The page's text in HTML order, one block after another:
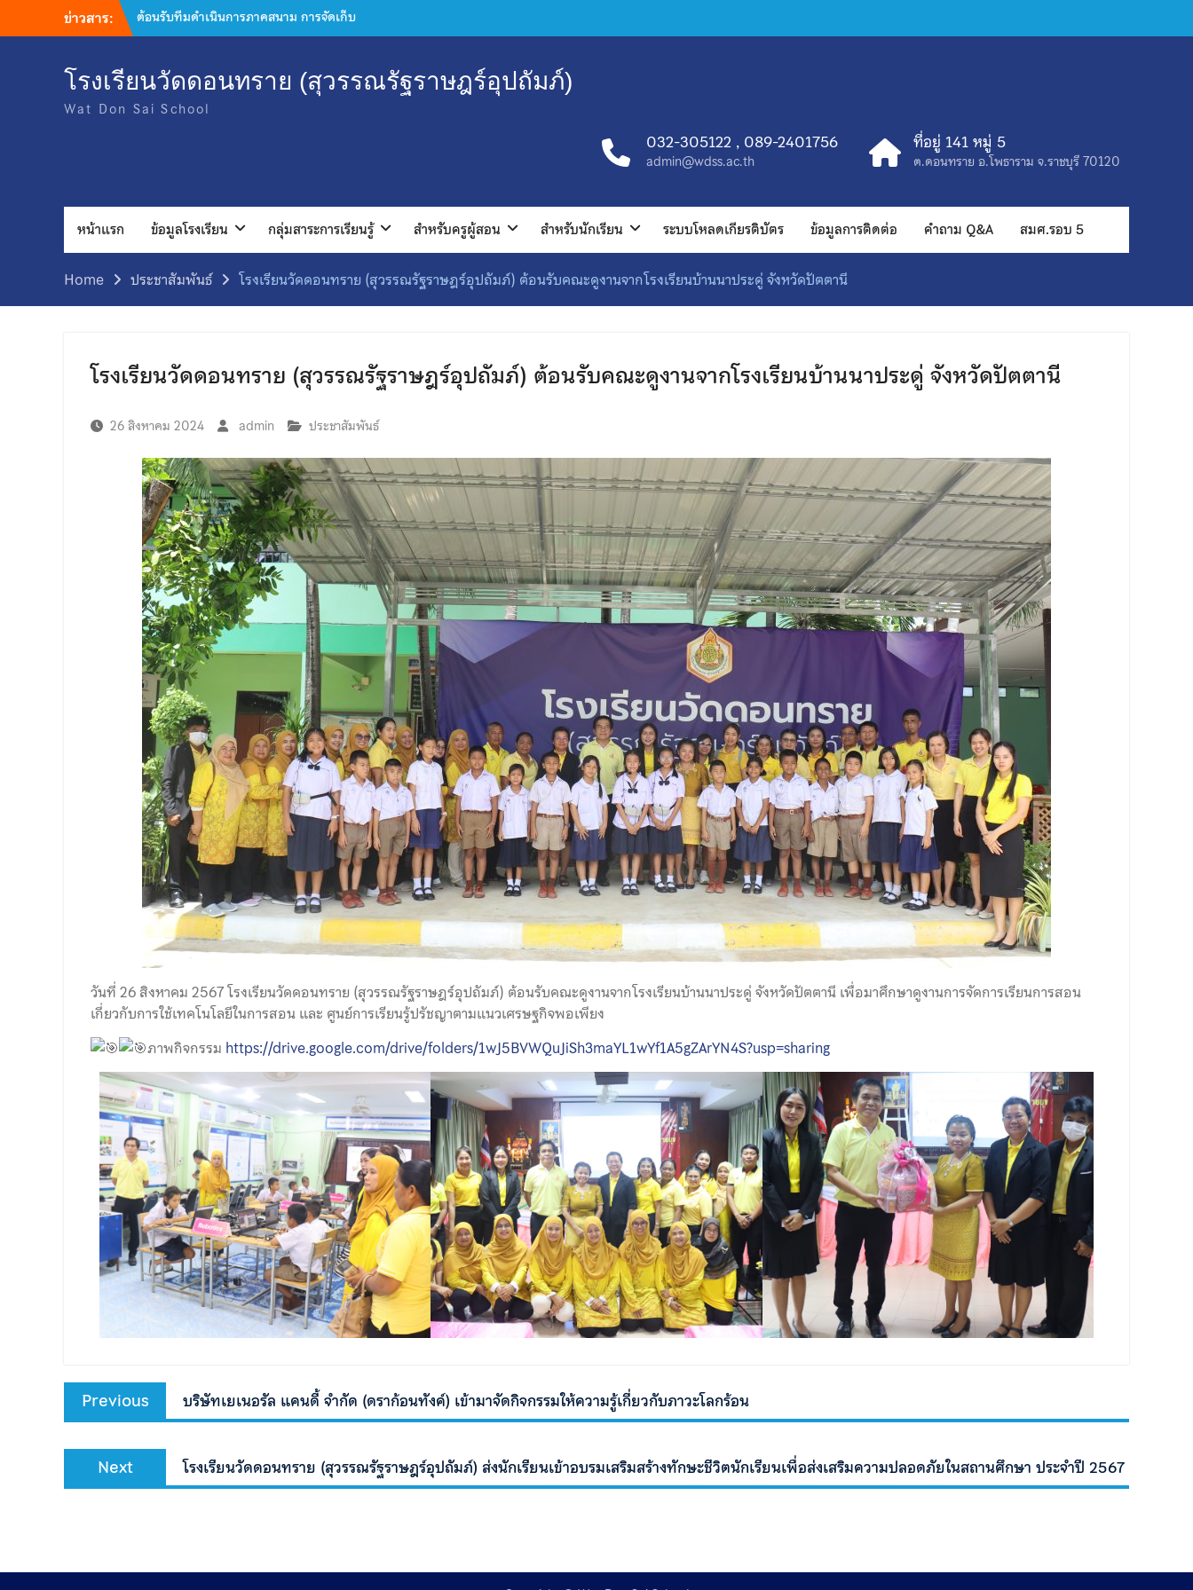
ข่าวสาร:
ต้อนรับทีมดำเนินการภาคสนาม การจัดเก็บ
ข้อมูลโครงการสำรวจสถาณการณ์ระดับสติ
2569
เข้าร่วมประชุมพัฒนาแนวทางการขับเคลื่อนโรง
พยาบาลส่งเสริมสุขภาพประจำตําบล ถอดบท
การศึกษา 2569
เข้าร่วมกิจกรรม “ค่ายเสริมสร้างภูมิคุ้มกันเพื่อ
ป้องกันยาเสพติด”จาก โรงเรียนเบญจมราชูทิศ
ราชบุรี
เข้าร่วมการประชุมนำเสนอโครงการในกองทุน
โรงเรียนวัดดอนทราย (สุวรรณรัฐราษฎร์อุปถัมภ์)
Wat Don Sai School
032-305122 , 089-2401756
admin@wdss.ac.th
ที่อยู่ 141 หมู่ 5
ต.ดอนทราย อ.โพธาราม จ.ราชบุรี 70120
หน้าแรก ข้อมูลโรงเรียน กลุ่มสาระการเรียนรู้ สำหรับครูผู้สอน สำหรับนักเรียน ระบบโหลดเกียรติบัตร ข้อมูลการติดต่อ คำถาม Q&A สมศ.รอบ 5
Home ประชาสัมพันธ์ โรงเรียนวัดดอนทราย (สุวรรณรัฐราษฎร์อุปถัมภ์) ต้อนรับคณะดูงานจากโรงเรียนบ้านนาประดู่ จังหวัดปัตตานี
โรงเรียนวัดดอนทราย (สุวรรณรัฐราษฎร์อุปถัมภ์) ต้อนรับคณะดูงานจากโรงเรียนบ้านนาประดู่ จังหวัดปัตตานี
26 สิงหาคม 2024 admin ประชาสัมพันธ์
วันที่ 26 สิงหาคม 2567 โรงเรียนวัดดอนทราย (สุวรรณรัฐราษฎร์อุปถัมภ์) ต้อนรับคณะดูงานจากโรงเรียนบ้านนาประดู่ จังหวัดปัตตานี เพื่อมาศึกษาดูงานการจัดการเรียนการสอน
เกี่ยวกับการใช้เทคโนโลยีในการสอน และ ศูนย์การเรียนรู้ปรัชญาตามแนวเศรษฐกิจพอเพียง
ภาพกิจกรรม https://drive.google.com/drive/folders/1wJ5BVWQuJiSh3maYL1wYf1A5gZArYN4S?usp=sharing
Previous บริษัทเยเนอรัล แคนดี้ จำกัด (ดราก้อนทังค์) เข้ามาจัดกิจกรรมให้ความรู้เกี่ยวกับภาวะโลกร้อน
Next โรงเรียนวัดดอนทราย (สุวรรณรัฐราษฎร์อุปถัมภ์) ส่งนักเรียนเข้าอบรมเสริมสร้างทักษะชีวิตนักเรียนเพื่อส่งเสริมความปลอดภัยในสถานศึกษา ประจำปี 2567